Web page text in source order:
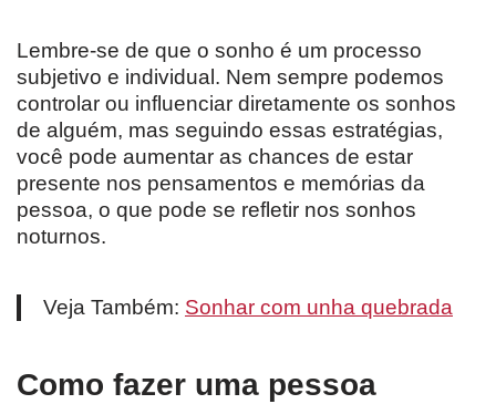
Lembre-se de que o sonho é um processo
subjetivo e individual. Nem sempre podemos
controlar ou influenciar diretamente os sonhos
de alguém, mas seguindo essas estratégias,
você pode aumentar as chances de estar
presente nos pensamentos e memórias da
pessoa, o que pode se refletir nos sonhos
noturnos.
Veja Também: Sonhar com unha quebrada
Como fazer uma pessoa